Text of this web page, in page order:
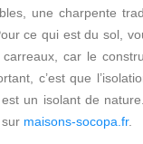
une charpente
ce qui est du sol,
car le
c’est que
un isolant de
maisons-socopa.fr.